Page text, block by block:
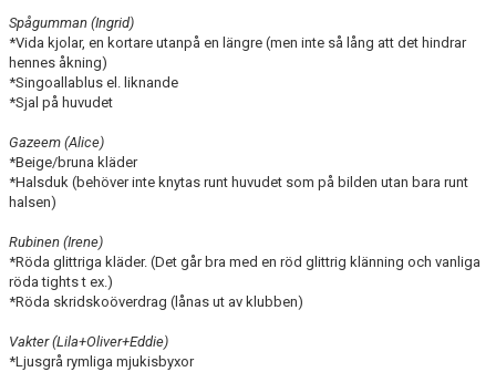
Spågumman (Ingrid)
*Vida kjolar, en kortare utanpå en längre (men inte så lång att det hindrar
hennes åkning)
*Singoallablus el. liknande
*Sjal på huvudet
Gazeem (Alice)
*Beige/bruna kläder
*Halsduk (behöver inte knytas runt huvudet som på bilden utan bara runt
halsen)
Rubinen (Irene)
*Röda glittriga kläder. (Det går bra med en röd glittrig klänning och vanliga
röda tights t ex.)
*Röda skridskoöverdrag (lånas ut av klubben)
Vakter (Lila+Oliver+Eddie)
*Ljusgrå rymliga mjukisbyxor